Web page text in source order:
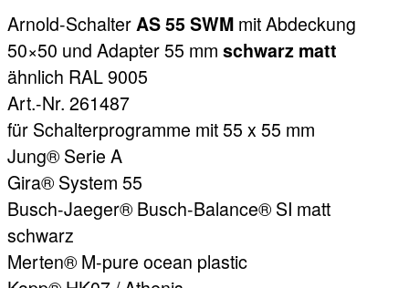
Arnold-Schalter AS 55 SWM mit Abdeckung
50×50 und Adapter 55 mm schwarz matt
ähnlich RAL 9005
Art.-Nr. 261487
für Schalterprogramme mit 55 x 55 mm
Jung® Serie A
Gira® System 55
Busch-Jaeger® Busch-Balance® SI matt
schwarz
Merten® M-pure ocean plastic